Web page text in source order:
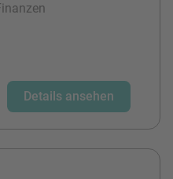
Details ansehen